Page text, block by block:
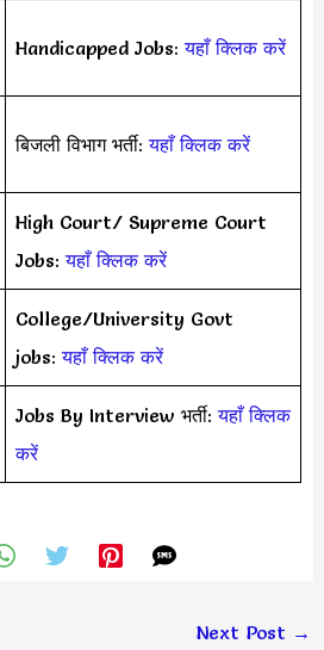
Handicapped Jobs:यहाँ क्लिक करें
बिजली विभाग भर्ती:यहाँ क्लिक करें
High Court/ Supreme Court
Jobs:यहाँ क्लिक करें
College/University Govt
jobs:यहाँ क्लिक करें
Jobs By Interview भर्ती:यहाँ क्लिक
करें
Next Post →